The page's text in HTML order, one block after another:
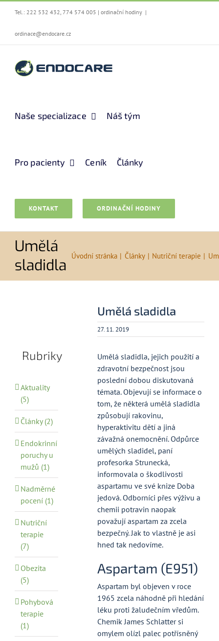
Tel.: 222 532 432, 774 574 005 | ordinační hodiny |
ordinace@endocare.cz
Naše specializace Náš tým
Pro pacienty Ceník Články
KONTAKT ORDINAČNÍ HODINY
Umělá
sladidla
Úvodní stránka Články Nutriční terapie
Umělá sladidla
27. 11. 2019
Umělá sladidla, jejich použití a
zdravotní bezpečnost jsou
poslední dobou diskutovaná
témata. Objevují se informace o
tom, že některá umělá sladidla
způsobují rakovinu,
hyperaktivitu dětí a jiná
závažná onemocnění. Odpůrce
umělých sladidel, paní
profesorka Strunecká,
informovala o škodlivosti
aspartamu ve své knize Doba
jedová. Odborníci přes výživu a
chemii potravin naopak
považují aspartam za zcela
bezpečný. Jak to vlastně je asi
hned tak nedovíme.
Aspartam (E951)
Aspartam byl objeven v roce
1965 zcela náhodně při hledání
léku proti žaludečním vředům.
Chemik James Schlatter si
omylem olízl palec potřísněný
Rubriky
Aktuality
(5)
Články (2)
Endokrinní
poruchy u
mužů (1)
Nadměrné
pocení (1)
Nutriční
terapie
(7)
Obezita
(5)
Pohybová
terapie
(1)